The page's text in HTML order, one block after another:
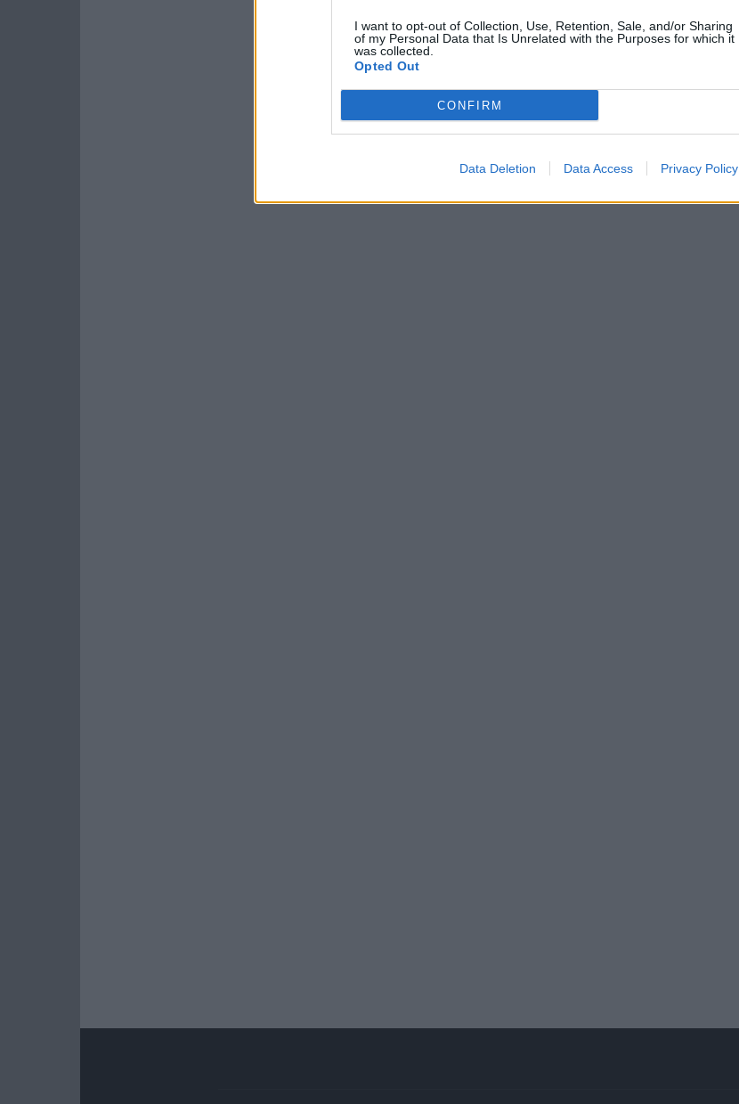
I want to opt-out of Collection, Use, Retention, Sale, and/or Sharing
of my Personal Data that Is Unrelated with the Purposes for which it
was collected.
Opted Out
CONFIRM
Data Deletion Data Access Privacy Policy